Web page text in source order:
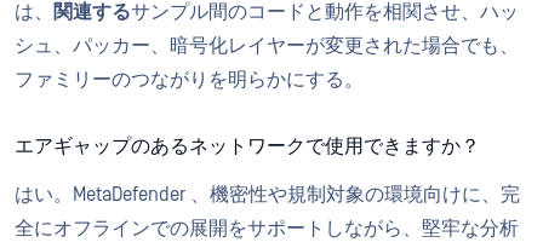
は、
関連するサンプル間のコードと動作を相関させ、ハッ
シュ、パッカー、暗号化レイヤーが変更された場合でも、
ファミリーのつながりを明らかにする。
エアギャップのあるネットワークで使用できますか？
はい。MetaDefender 、機密性や規制対象の環境向けに、完
全にオフラインでの展開をサポートしながら、堅牢な分析